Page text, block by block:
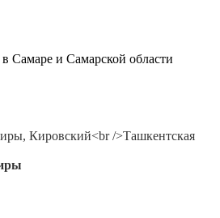
Самаре и Самарской области